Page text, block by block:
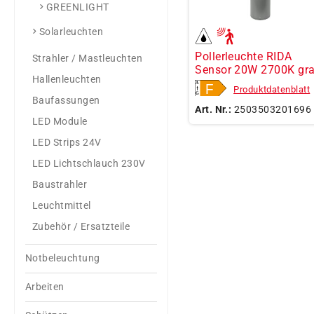
GREENLIGHT
Solarleuchten
Strahler / Mastleuchten
Hallenleuchten
Baufassungen
LED Module
LED Strips 24V
LED Lichtschlauch 230V
Baustrahler
Leuchtmittel
Zubehör / Ersatzteile
Notbeleuchtung
Arbeiten
Pollerleuchte RIDA
Sensor 20W 2700K
Produktdatenblatt
Art. Nr.: 2503503201696